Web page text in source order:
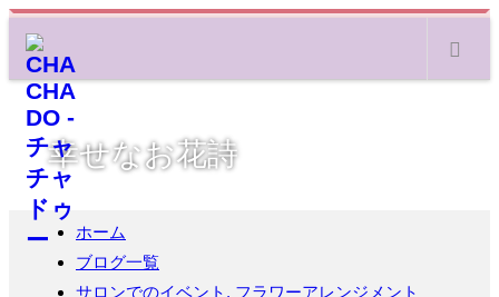
幸せなお花詩
ホーム
ブログ一覧
サロンでのイベント , フラワーアレンジメント